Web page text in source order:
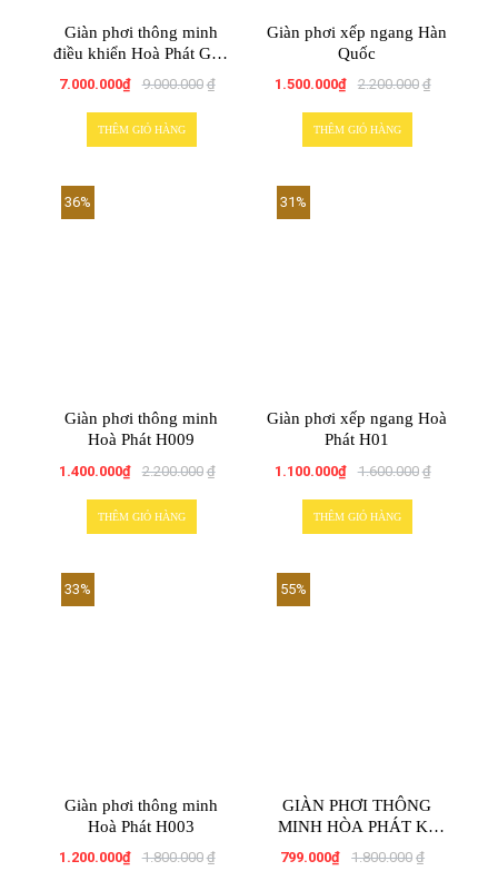
Giàn phơi thông minh
điều khiển Hoà Phát GLP
750
7.000.000₫ 9.000.000 ₫
THÊM GIỎ HÀNG
Giàn phơi xếp ngang Hàn
Quốc
1.500.000₫ 2.200.000 ₫
THÊM GIỎ HÀNG
36%
Giàn phơi thông minh
Hoà Phát H009
1.400.000₫ 2.200.000 ₫
THÊM GIỎ HÀNG
31%
Giàn phơi xếp ngang Hoà
Phát H01
1.100.000₫ 1.600.000 ₫
THÊM GIỎ HÀNG
33%
Giàn phơi thông minh
Hoà Phát H003
1.200.000₫ 1.800.000 ₫
55%
GIÀN PHƠI THÔNG
MINH HÒA PHÁT KS
799.000₫ 1.800.000 ₫